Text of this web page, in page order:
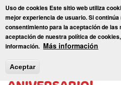
Uso de cookies Este sitio web utiliza
mejor experiencia de usuario. Si
consentimiento para la aceptación de
aceptación de nuestra política de
información. Más información
Aceptar
Pasar
contenido
principal
Inicio »Blog» ¡TAMAGOTCHI
¡TAMAGOTCHI